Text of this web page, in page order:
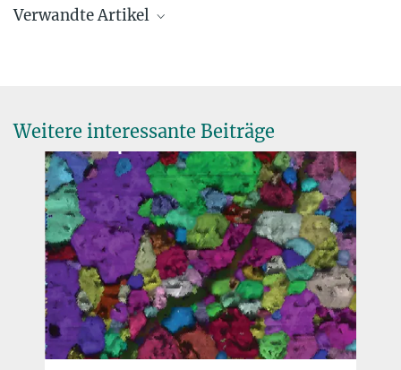
Verwandte Artikel
Weitere interessante Beiträge